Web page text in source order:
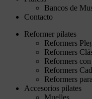
Bancos de
Contacto
Reformer pilates
Reformers
Reformers
Reformers
Reformers
Reformers
Accesorios pilates
Muelles